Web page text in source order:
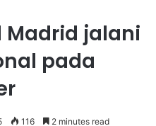
Madrid jalani
pada
116 2 minutes read